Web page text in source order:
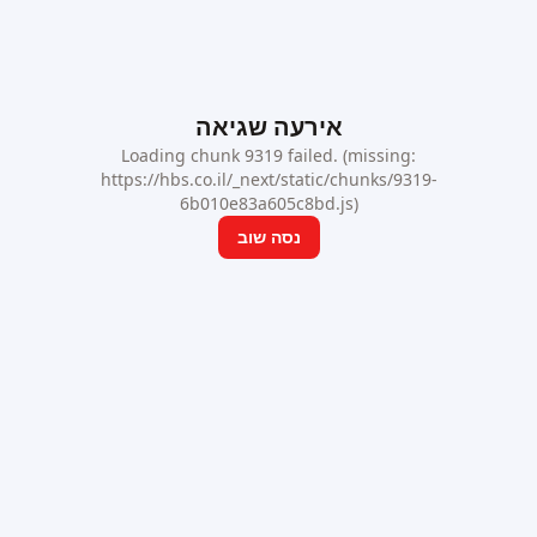
אירעה שגיאה
Loading chunk 9319 failed. (missing:
https://hbs.co.il/_next/static/chunks/9319-
6b010e83a605c8bd.js)